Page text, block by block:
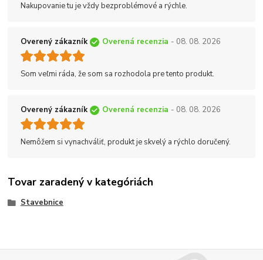
Nakupovanie tu je vždy bezproblémové a rýchle.
Overený zákazník Overená recenzia - 08. 08. 2026
Som veľmi ráda, že som sa rozhodola pre tento produkt.
Overený zákazník Overená recenzia - 08. 08. 2026
Nemôžem si vynachváliť, produkt je skvelý a rýchlo doručený.
Tovar zaradený v kategóriách
Stavebnice